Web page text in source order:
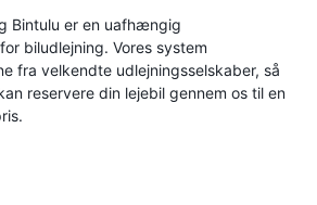
Bintulu er en uafhængig
biludlejning. Vores system
fra velkendte udlejningsselskaber, så
reservere din lejebil gennem os til en